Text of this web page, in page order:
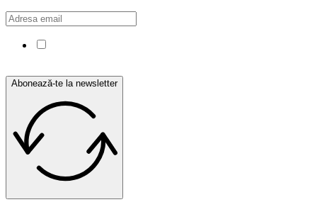
Abonează-te la newsletter